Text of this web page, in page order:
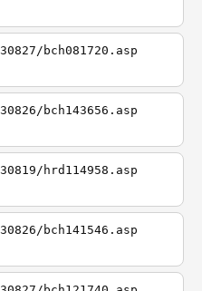
bch081720.asp
bch143656.asp
hrd114958.asp
bch141546.asp